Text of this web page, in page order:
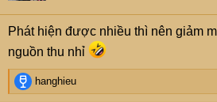
Phát hiện được nhiều thì nên giảm
nguồn thu nhỉ
R
e
hanghieu